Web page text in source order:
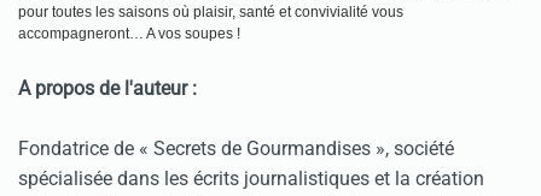
pour toutes les saisons où plaisir, santé et convivialité vous
accompagneront… A vos soupes !
A propos de l'auteur :
Fondatrice de « Secrets de Gourmandises », société
spécialisée dans les écrits journalistiques et la création